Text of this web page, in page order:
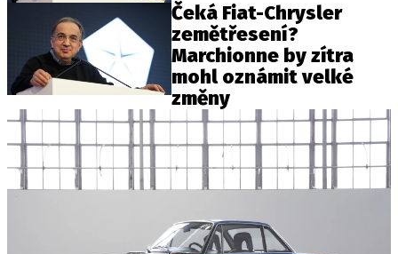
Čeká Fiat-Chrysler
zemětřesení?
Marchionne by zítra
mohl oznámit velké
změny